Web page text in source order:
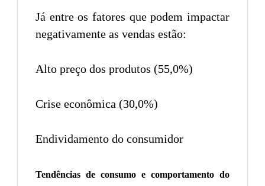
Já entre os fatores que podem impactar
negativamente as vendas estão:
Alto preço dos produtos (55,0%)
Crise econômica (30,0%)
Endividamento do consumidor
Tendências de consumo e comportamento do